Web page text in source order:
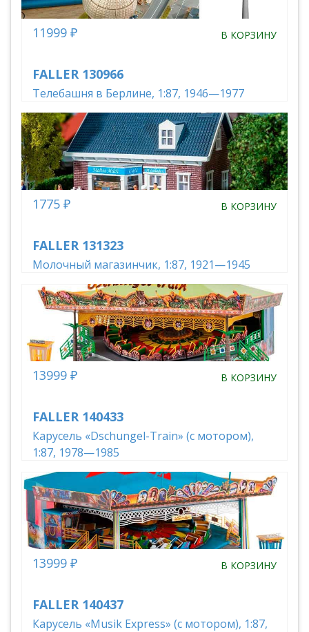
FALLER 130966
Телебашня в Берлине, 1:87, 1946—1977
11999 ₽ В КОРЗИНУ
FALLER 131323
Молочный магазинчик, 1:87, 1921—1945
1775 ₽ В КОРЗИНУ
FALLER 140433
Карусель «Dschungel-Train» (с мотором),
1:87, 1978—1985
13999 ₽ В КОРЗИНУ
FALLER 140437
Карусель «Musik Express» (с мотором), 1:87,
13999 ₽ В КОРЗИНУ